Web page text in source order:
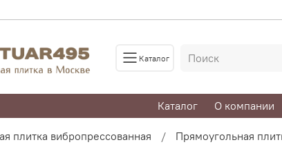
Каталог
Каталог О компании
плитка вибропрессованная Прямоугольная